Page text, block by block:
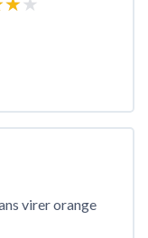
virer orange